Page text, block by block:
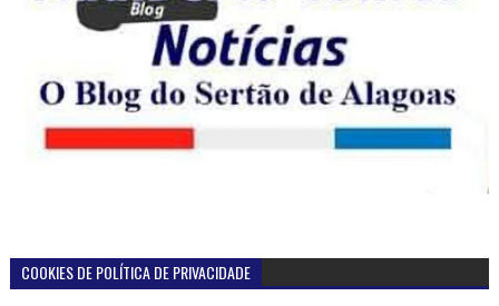
COOKIES DE POLÍTICA DE PRIVACIDADE